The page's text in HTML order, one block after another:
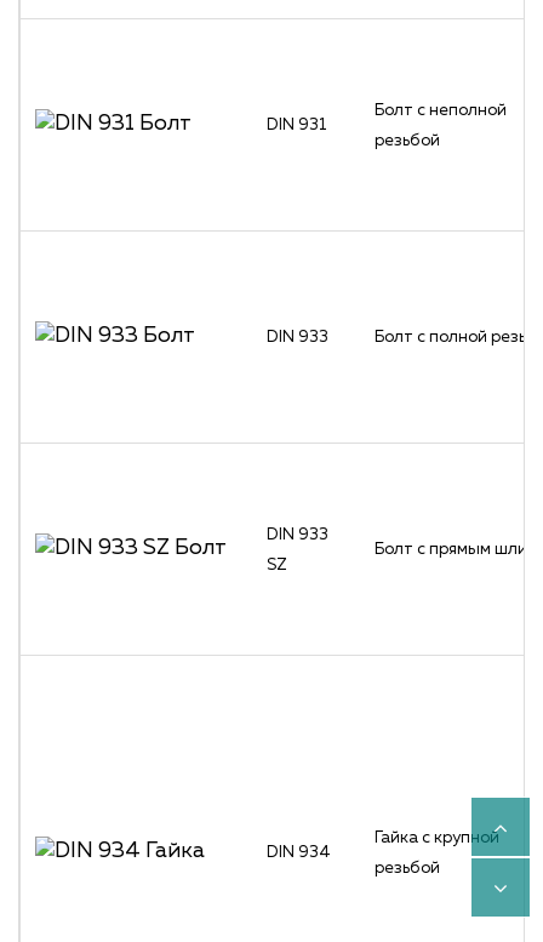
DIN 931
Болт с неполной
резьбой
DIN 933 Болт с полной
DIN 933
SZ
Болт с прямым
DIN 934
Гайка с крупной
резьбой